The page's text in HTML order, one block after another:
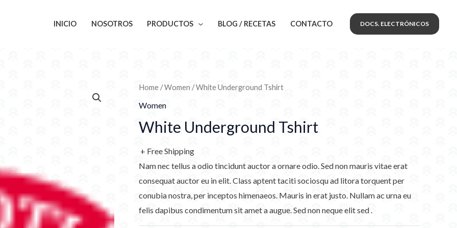
INICIO NOSOTROS PRODUCTOS BLOG / RECETAS CONTACTO DOCS. ELECTRÓNICOS
Home /Women / White Underground Tshirt
Women
White Underground Tshirt
+ Free Shipping
Nam nec tellus a odio tincidunt auctor a ornare odio. Sed non mauris vitae erat
consequat auctor eu in elit. Class aptent taciti sociosqu ad litora torquent per
conubia nostra, per inceptos himenaeos. Mauris in erat justo. Nullam ac urna eu
felis dapibus condimentum sit amet a augue. Sed non neque elit sed .